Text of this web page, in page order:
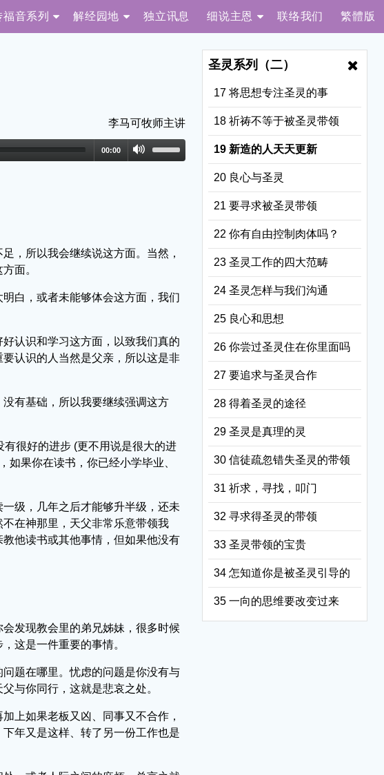
福音系列 解经园地 独立讯息 细说主恩 联络我们 繁體版
李马可牧师主讲
00:00
，所以我会继续说这方面。当然，
面。
白，或者未能够体会这方面，我们
认识和学习这方面，以致我们真的
认识的人当然是父亲，所以这是非
有基础，所以我要继续强调这方
很好的进步 (更不用说是很大的进
果你在读书，你已经小学毕业、
级，几年之后才能够升半级，还未
在神那里，天父非常乐意带领我
他读书或其他事情，但如果他没有
发现教会里的弟兄姊妹，很多时候
这是一件重要的事情。
题在哪里。忧虑的问题是你没有与
与你同行，这就是悲哀之处。
上如果老板又凶、同事又不合作，
年又是这样、转了另一份工作也是
圣灵系列（二）
17 将思想专注圣灵的事
18 祈祷不等于被圣灵带领
19 新造的人天天更新
20 良心与圣灵
21 要寻求被圣灵带领
22 你有自由控制肉体吗？
23 圣灵工作的四大范畴
24 圣灵怎样与我们沟通
25 良心和思想
26 你尝过圣灵住在你里面吗
27 要追求与圣灵合作
28 得着圣灵的途径
29 圣灵是真理的灵
30 信徒疏忽错失圣灵的带领
31 祈求，寻找，叩门
32 寻求得圣灵的带领
33 圣灵带领的宝贵
34 怎知道你是被圣灵引导的
35 一向的思维要改变过来